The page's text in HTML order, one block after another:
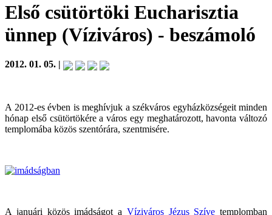
Első csütörtöki Eucharisztia
ünnep (Víziváros) - beszámoló
2012. 01. 05. |
A 2012-es évben is meghívjuk a székváros egyházközségeit minden
hónap első csütörtökére a város egy meghatározott, havonta változó
templomába közös szentórára, szentmisére.
A januári közös imádságot a Víziváros Jézus Szíve templomban